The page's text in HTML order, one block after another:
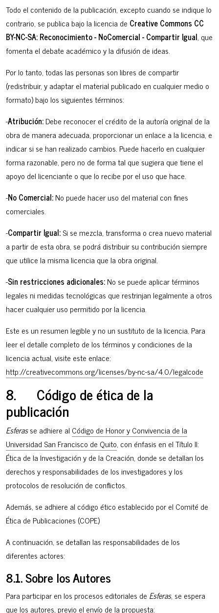
Todo el contenido de la publicación, excepto cuando se indique lo
contrario, se publica bajo la licencia de Creative Commons CC
BY-NC-SA: Reconocimiento - NoComercial - Compartir Igual, que
fomenta el debate académico y la difusión de ideas.
Por lo tanto, todas las personas son libres de compartir
(redistribuir, y adaptar el material publicado en cualquier medio o
formato) bajo los siguientes términos:
-Atribución:Debe reconocer el crédito de la autoría original de la
obra de manera adecuada, proporcionar un enlace a la licencia, e
indicar si se han realizado cambios. Puede hacerlo en cualquier
forma razonable, pero no de forma tal que sugiera que tiene el
apoyo del licenciante o que lo recibe por el uso que hace.
-No Comercial:No puede hacer uso del material con fines
comerciales.
-Compartir Igual:Si se mezcla, transforma o crea nuevo material
a partir de esta obra, se podrá distribuir su contribución siempre
que utilice la misma licencia que la obra original.
-Sin restricciones adicionales:No se puede aplicar términos
legales ni medidas tecnológicas que restrinjan legalmente a otros
hacer cualquier uso permitido por la licencia.
Este es un resumen legible y no un sustituto de la licencia. Para
leer el detalle completo de los términos y condiciones de la
licencia actual, visite este enlace:
http://creativecommons.org/licenses/by-nc-sa/4.0/legalcode
8. Código de ética de la
publicación
Esferasse adhiere alCódigo de Honor y Convivencia de la
Universidad San Francisco de Quito, con énfasis en el Título II:
Ética de la Investigación y de la Creación, donde se detallan los
derechos y responsabilidades de los investigadores y los
protocolos de resolución de conflictos.
Además, se adhiere al código ético establecido por el Comité de
Ética de Publicaciones (COPE)
A continuación, se detallan las responsabilidades de los
diferentes actores:
8.1. Sobre los Autores
Para participar en los procesos editoriales de Esferas, se espera
que los autores, previo el envío de la propuesta: